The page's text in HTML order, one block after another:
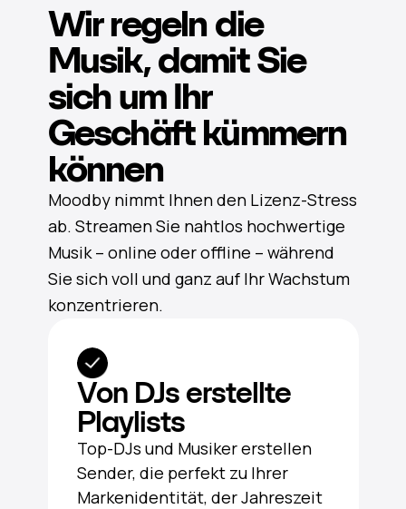
Wir regeln die
Musik, damit Sie
sich um Ihr
Geschäft kümmern
können
Moodby nimmt Ihnen den Lizenz-Stress
ab. Streamen Sie nahtlos hochwertige
Musik – online oder offline – während
Sie sich voll und ganz auf Ihr Wachstum
konzentrieren.
Von DJs erstellte
Playlists
Top-DJs und Musiker erstellen
Sender, die perfekt zu Ihrer
Markenidentität, der Jahreszeit